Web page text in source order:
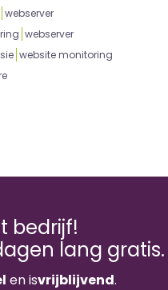
webserver
webserver
website monitoring
bedrijf!
lang gratis.
en isvrijblijvend.